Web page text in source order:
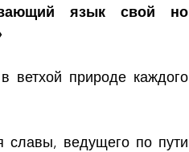
язык свой но
ветхой природе каждого
славы, ведущего по пути